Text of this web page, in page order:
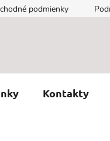
podmienky
Kontakty